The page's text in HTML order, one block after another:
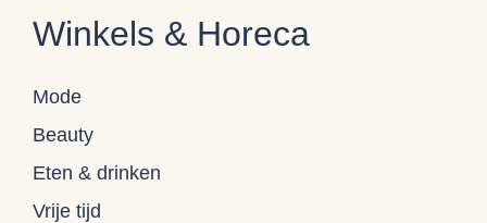
Winkels & Horeca
Mode
Beauty
Eten & drinken
Vrije tijd